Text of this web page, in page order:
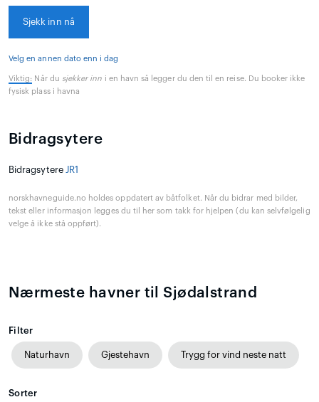
Sjekk inn nå
Velg en annen dato enn i dag
Viktig: Når du sjekker inn i en havn så legger du den til en reise. Du booker ikke
fysisk plass i havna
Bidragsytere
Bidragsytere JR1
norskhavneguide.no holdes oppdatert av båtfolket. Når du bidrar med bilder,
tekst eller informasjon legges du til her som takk for hjelpen (du kan selvfølgelig
velge å ikke stå oppført).
Nærmeste havner til Sjødalstrand
Filter
Naturhavn Gjestehavn Trygg for vind neste natt
Sorter